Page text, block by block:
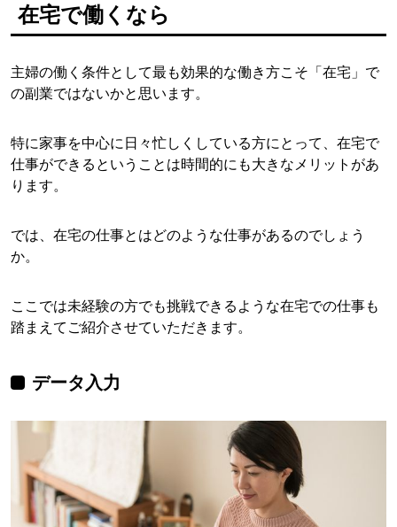
在宅で働くなら
主婦の働く条件として最も効果的な働き方こそ「在宅」で
の副業ではないかと思います。
特に家事を中心に日々忙しくしている方にとって、在宅で
仕事ができるということは時間的にも大きなメリットがあ
ります。
では、在宅の仕事とはどのような仕事があるのでしょう
か。
ここでは未経験の方でも挑戦できるような在宅での仕事も
踏まえてご紹介させていただきます。
データ入力